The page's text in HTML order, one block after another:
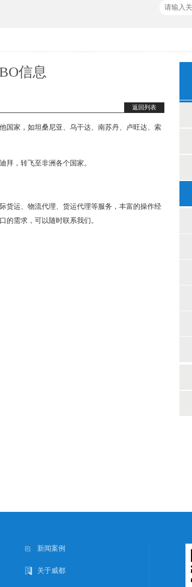
信息
返回列表
国家，如坦桑尼亚、乌干达、南苏丹、卢旺达、索
拜，转飞至非洲各个国家。
货运、物流代理、货运代理等服务，丰富的操作经
的需求，可以随时联系我们。
新闻案例
关于威都